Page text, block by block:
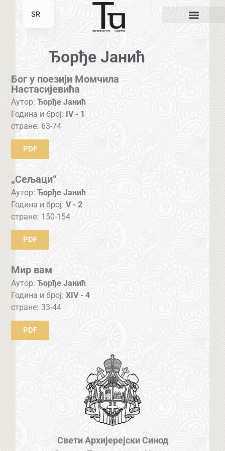
Ђорђе Јанић
Бог у поезији Момчила
Настасијевића
Аутор: Ђорђе Јанић
Година и број: IV - 1
стране: 63-74
PDF
„Сељаци“
Аутор: Ђорђе Јанић
Година и број:V - 2
стране: 150-154
PDF
Мир вам
Аутор: Ђорђе Јанић
Година и број:XIV - 4
стране: 33-44
PDF
Свети Архијерејски Синод
SR
EN